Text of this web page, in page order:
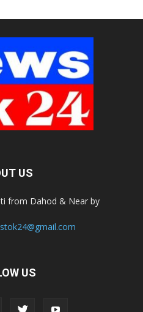
US
from Dahod & Near by
US